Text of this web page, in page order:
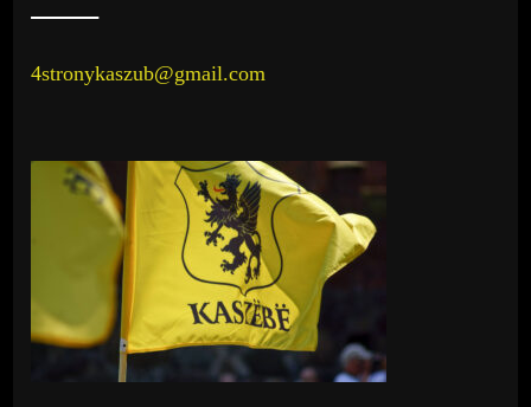
4stronykaszub@gmail.com